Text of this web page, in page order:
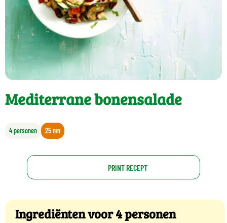
Mediterrane bonensalade
4 personen 25 mn
PRINT RECEPT
Ingrediënten voor 4 personen